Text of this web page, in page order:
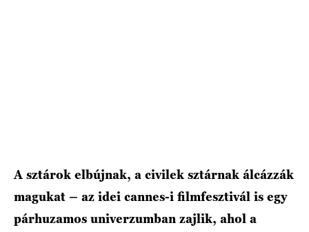
A sztárok elbújnak, a civilek sztárnak álcázzák
magukat – az idei cannes-i filmfesztivál is egy
párhuzamos univerzumban zajlik, ahol a